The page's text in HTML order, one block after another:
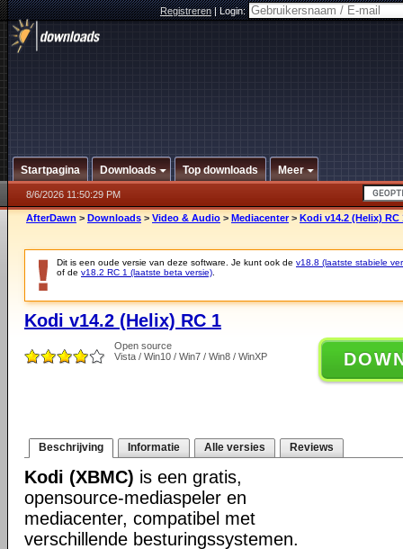
Registreren|Login:
Startpagina Downloads Top downloads Meer
8/6/2026 11:50:29 PM
AfterDawn > Downloads > Video & Audio > Mediacenter > Kodi v14.2 (Helix) RC
Dit is een oude versie van deze software. Je kunt ook de v18.8 (laatste stabiele
of de v18.2 RC 1 (laatste beta versie)
Kodi v14.2 (Helix) RC 1
Open source
Vista / Win10 / Win7 / Win8 / WinXP
Beschrijving Informatie Alle versies Reviews
Kodi (XBMC) is een gratis,
opensource-mediaspeler en
mediacenter, compatibel met
verschillende besturingssystemen.